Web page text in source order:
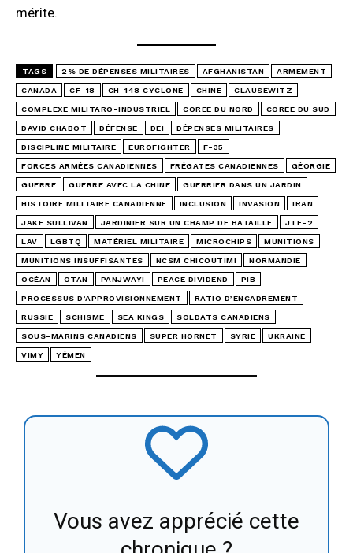
mérite.
TAGS 2% DE DÉPENSES MILITAIRES AFGHANISTAN ARMEMENT
CANADA CF-18 CH-148 CYCLONE CHINE CLAUSEWITZ
COMPLEXE MILITARO-INDUSTRIEL CORÉE DU NORD CORÉE DU SUD
DAVID CHABOT DÉFENSE DEI DÉPENSES MILITAIRES
DISCIPLINE MILITAIRE EUROFIGHTER F-35
FORCES ARMÉES CANADIENNES FRÉGATES CANADIENNES GÉORGIE
GUERRE GUERRE AVEC LA CHINE GUERRIER DANS UN JARDIN
HISTOIRE MILITAIRE CANADIENNE INCLUSION INVASION IRAN
JAKE SULLIVAN JARDINIER SUR UN CHAMP DE BATAILLE JTF-2
LAV LGBTQ MATÉRIEL MILITAIRE MICROCHIPS MUNITIONS
MUNITIONS INSUFFISANTES NCSM CHICOUTIMI NORMANDIE
OCÉAN OTAN PANJWAYI PEACE DIVIDEND PIB
PROCESSUS D’APPROVISIONNEMENT RATIO D’ENCADREMENT
RUSSIE SCHISME SEA KINGS SOLDATS CANADIENS
SOUS-MARINS CANADIENS SUPER HORNET SYRIE UKRAINE
VIMY YÉMEN
Vous avez apprécié cette